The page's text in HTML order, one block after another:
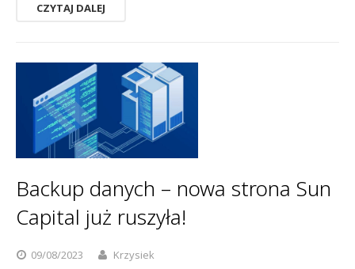
CZYTAJ DALEJ
Backup danych – nowa strona Sun
Capital już ruszyła!
09/08/2023
Krzysiek